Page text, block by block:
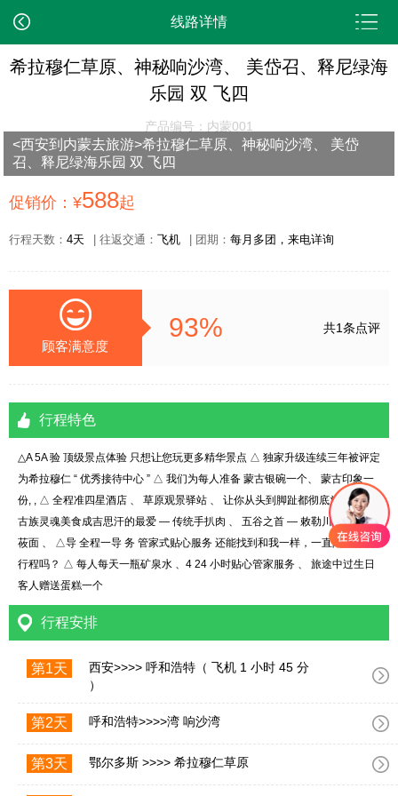
线路详情
希拉穆仁草原、神秘响沙湾、 美岱召、释尼绿海
乐园 双 飞四
产品编号：内蒙001
<西安到内蒙去旅游>希拉穆仁草原、神秘响沙湾、 美岱
召、释尼绿海乐园 双 飞四
促销价：¥588起
行程天数： 4天 | 往返交通： 飞机 | 团期： 每月多团，来电详询
顾客满意度
93% 共1条点评
行程特色
△A 5A 验 顶级景点体验 只想让您玩更多精华景点 △ 独家升级连续三年被评定
为希拉穆仁 “ 优秀接待中心 ” △ 我们为每人准备 蒙古银碗一个、 蒙古印象一
份, , △ 全程准四星酒店 、 草原观景驿站 、 让你从头到脚趾都彻底放松 △ 蒙
古族灵魂美食成吉思汗的最爱 — 传统手扒肉 、 五谷之首 — 敕勒川健康美食
莜面 、 △导 全程一导 务 管家式贴心服务 还能找到和我一样，一直陪伴你的
行程吗？ △ 每人每天一瓶矿泉水 、4 24 小时贴心管家服务 、 旅途中过生日
客人赠送蛋糕一个
行程安排
第1天
西安>>>> 呼和浩特（ 飞机 1 小时 45 分
）
第2天 呼和浩特>>>>湾 响沙湾
第3天 鄂尔多斯 >>>> 希拉穆仁草原